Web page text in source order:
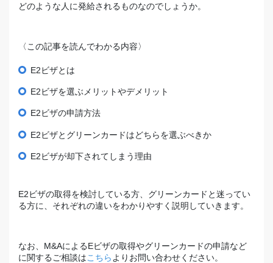
どのような人に発給されるものなのでしょうか。
〈この記事を読んでわかる内容〉
E2ビザとは
E2ビザを選ぶメリットやデメリット
E2ビザの申請方法
E2ビザとグリーンカードはどちらを選ぶべきか
E2ビザが却下されてしまう理由
E2ビザの取得を検討している方、グリーンカードと迷ってい
る方に、それぞれの違いをわかりやすく説明していきます。
なお、M&AによるEビザの取得やグリーンカードの申請など
に関するご相談はこちら よりお問い合わせください。